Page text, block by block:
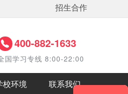
招生合作
400-882-1633
国学习专线 8:00-22:00
校环境 联系我们